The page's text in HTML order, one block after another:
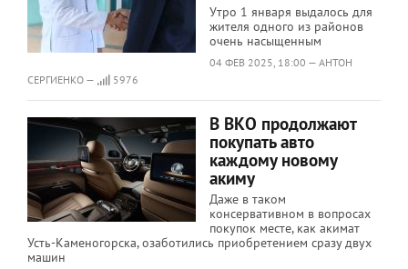
Утро 1 января выдалось для
жителя одного из районов
очень насыщенным
04 ФЕВ 2025, 18:00 — АНТОН
СЕРГИЕНКО —
5976
В ВКО продолжают
покупать авто
каждому новому
акиму
Даже в таком
консервативном в вопросах
покупок месте, как акимат
Усть-Каменогорска, озаботились приобретением сразу двух
машин